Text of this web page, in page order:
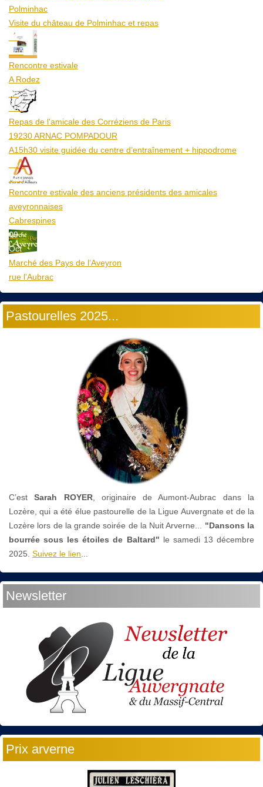
Polminhac
Visite du château de Polminhac et repas
12
Aoû
Rencontre estivale
A Rodez
23
Aoû
Repas de l'amicale des Corréziens de Paris
19230 ARNAC POMPADOUR
A15h30 visite guidée du centre d’entraînement + hippodrome
25
Aoû
Rencontre estivale des anciens présidents des amicales
aveyronnaises
Cabrespines
09
Oct
Marché des Pays de l’Aveyron
rue l'Aubrac
Pastourelles 2025...
C’estSarah ROYER, originaire de Aumont-Aubrac dans la
Lozère, qui a été élue pastourelle de la Ligue Auvergnate et de la
Lozère lors de la grande soirée de la Nuit Arverne...
"Dansons la
bourrée sous les étoiles de Baltard" le samedi 13 décembre
2025. Suivez le lien
Newsletter
Prix arverne